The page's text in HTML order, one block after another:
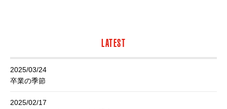
LATEST
2025/03/24
卒業の季節
2025/02/17